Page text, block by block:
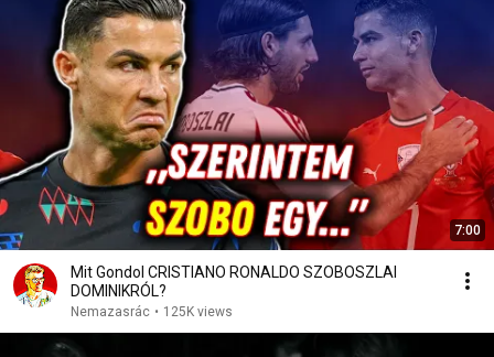
7:00
Mit Gondol CRISTIANO RONALDO SZOBOSZLAI
DOMINIKRÓL?
Nemazasrác • 125K views